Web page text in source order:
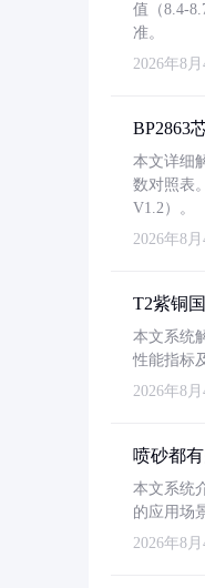
值（8.4-
准。
2026年8月
BP2863
本文详细
数对照表
V1.2）。
2026年8月
T2紫铜
本文系统
性能指标
2026年8月
喷砂都
本文系统
的应用场
2026年8月